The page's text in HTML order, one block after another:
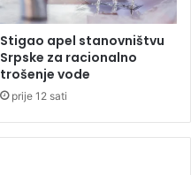
Stigao apel stanovništvu
Srpske za racionalno
trošenje vode
prije 12 sati